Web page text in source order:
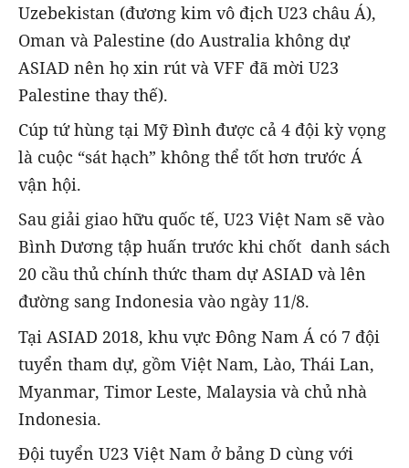
Uzebekistan (đương kim vô địch U23 châu Á),
Oman và Palestine (do Australia không dự
ASIAD nên họ xin rút và VFF đã mời U23
Palestine thay thế).
Cúp tứ hùng tại Mỹ Đình được cả 4 đội kỳ vọng
là cuộc “sát hạch” không thể tốt hơn trước Á
vận hội.
Sau giải giao hữu quốc tế, U23 Việt Nam sẽ vào
Bình Dương tập huấn trước khi chốt danh sách
20 cầu thủ chính thức tham dự ASIAD và lên
đường sang Indonesia vào ngày 11/8.
Tại ASIAD 2018, khu vực Đông Nam Á có 7 đội
tuyển tham dự, gồm Việt Nam, Lào, Thái Lan,
Myanmar, Timor Leste, Malaysia và chủ nhà
Indonesia.
Đội tuyển U23 Việt Nam ở bảng D cùng với